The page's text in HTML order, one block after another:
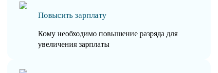
Повысить зарплату
Кому необходимо повышение разряда для
увеличения зарплаты